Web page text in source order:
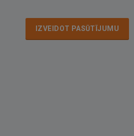
IZVEIDOT PASŪTĪJUMU